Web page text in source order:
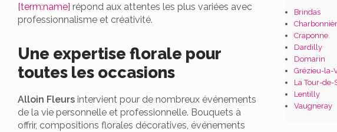
[term:name] répond aux attentes les plus variées avec
professionnalisme et créativité.
Une expertise florale pour
toutes les occasions
Alloin Fleurs intervient pour de nombreux événements
de la vie personnelle et professionnelle. Bouquets à
offrir, compositions florales décoratives, événements
Brindas
Craponne
Dardilly
Domarin
Grézieu-la-
La Tour-
Lentilly
Vaugneray